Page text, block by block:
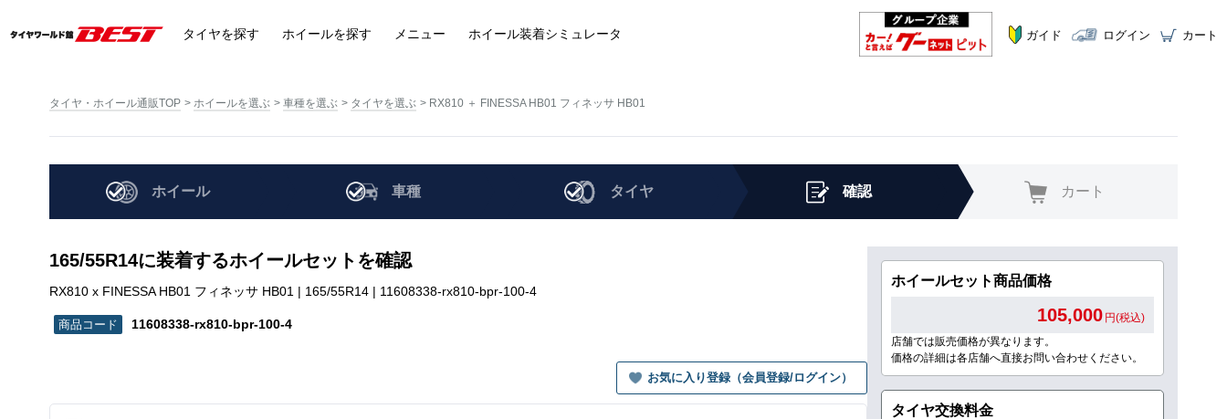
タイヤを探す ホイールを探す メニュー ホイール装着シミュレータ ガイド ログイン カート
タイヤ・ホイール通販TOP ホイールを選ぶ 車種を選ぶ タイヤを選ぶ RX810 ＋ FINESSA HB01 フィネッサ HB01
ホイール 車種 タイヤ 確認 カート
165/55R14に装着するホイールセットを確認
RX810 x FINESSA HB01 フィネッサ HB01 | 165/55R14 | 11608338-rx810-bpr-100-4
11608338-rx810-bpr-100-4
お気に入り登録（会員登録/ログイン）
ホイールセット商品価格
105,000 円(税込)
店舗では販売価格が異なります。
価格の詳細は各店舗へ直接お問い合わせください。
タイヤ交換料金